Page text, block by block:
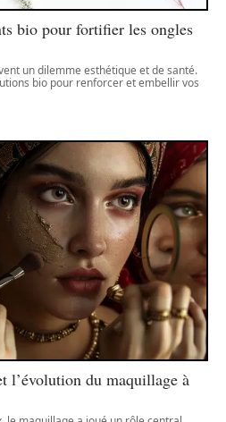
bio pour fortifier les ongles
un dilemme esthétique et de santé.
bio pour renforcer et embellir vos
l’évolution du maquillage à